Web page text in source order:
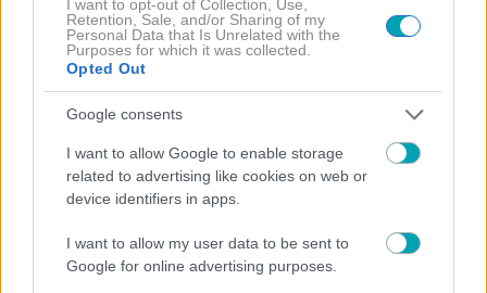
I want to opt-out of Collection, Use,
Retention, Sale, and/or Sharing of my
Personal Data that Is Unrelated with the
Purposes for which it was collected.
Opted Out
Google consents
I want to allow Google to enable storage
related to advertising like cookies on web or
device identifiers in apps.
I want to allow my user data to be sent to
Google for online advertising purposes.
NEWS
είδηση ότι δουλεύει ωσ σερβιτόρος «Η πιο καλή
γκαρσόνα είμαι εγώ»